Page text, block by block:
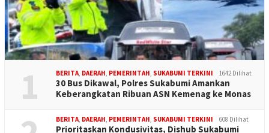
1 BERITA, DAERAH, PEMERINTAH, SUKABUMI TERKINI 1642 Dilihat
30 Bus Dikawal, Polres Sukabumi Amankan
Keberangkatan Ribuan ASN Kemenag ke Monas
BERITA, DAERAH, PEMERINTAH, SUKABUMI TERKINI 608 Dilihat
Prioritaskan Kondusivitas, Dishub Sukabumi